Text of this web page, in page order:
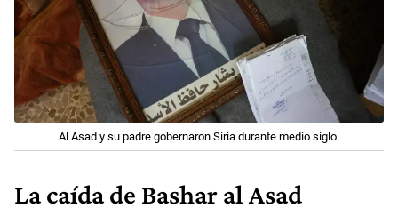
Al Asad y su padre gobernaron Siria durante medio siglo.
La caída de Bashar al Asad